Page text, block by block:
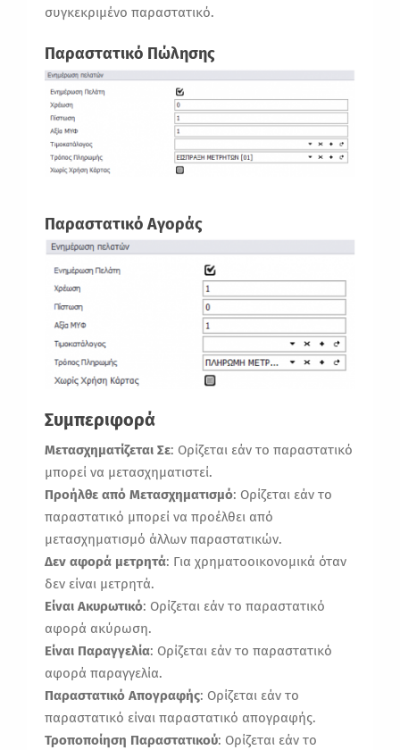
συγκεκριμένο παραστατικό.
Παραστατικό Πώλησης
Παραστατικό Αγοράς
Συμπεριφορά
Μετασχηματίζεται Σε: Ορίζεται εάν το παραστατικό
μπορεί να μετασχηματιστεί.
Προήλθε από Μετασχηματισμό: Ορίζεται εάν το
παραστατικό μπορεί να προέλθει από
μετασχηματισμό άλλων παραστατικών.
Δεν αφορά μετρητά: Για χρηματοοικονομικά όταν
δεν είναι μετρητά.
Είναι Ακυρωτικό: Ορίζεται εάν το παραστατικό
αφορά ακύρωση.
Είναι Παραγγελία: Ορίζεται εάν το παραστατικό
αφορά παραγγελία.
Παραστατικό Απογραφής: Ορίζεται εάν το
παραστατικό είναι παραστατικό απογραφής.
Τροποποίηση Παραστατικού: Ορίζεται εάν το